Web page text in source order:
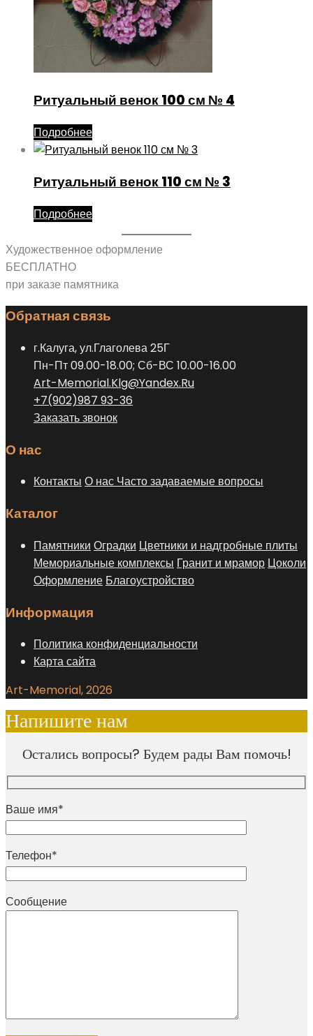
Ритуальный венок 100 см № 4
Подробнее
Ритуальный венок 110 см № 3
Подробнее
Художественное оформление
БЕСПЛАТНО
при заказе памятника
Обратная связь
г.Калуга, ул.Глаголева 25Г
Пн-Пт 09.00-18.00; Сб-ВС 10.00-16.00
Art-Memorial.Klg@Yandex.Ru
+7(902)987 93-36
Заказать звонок
О нас
Контакты О нас Часто задаваемые вопросы
Каталог
Памятники Оградки Цветники и надгробные плиты
Мемориальные комплексы Гранит и мрамор Цоколи
Оформление Благоустройство
Информация
Политика конфиденциальности
Карта сайта
Art-Memorial, 2026
Напишите нам
Остались вопросы? Будем рады Вам помочь!
Ваше имя*
Телефон*
Сообщение